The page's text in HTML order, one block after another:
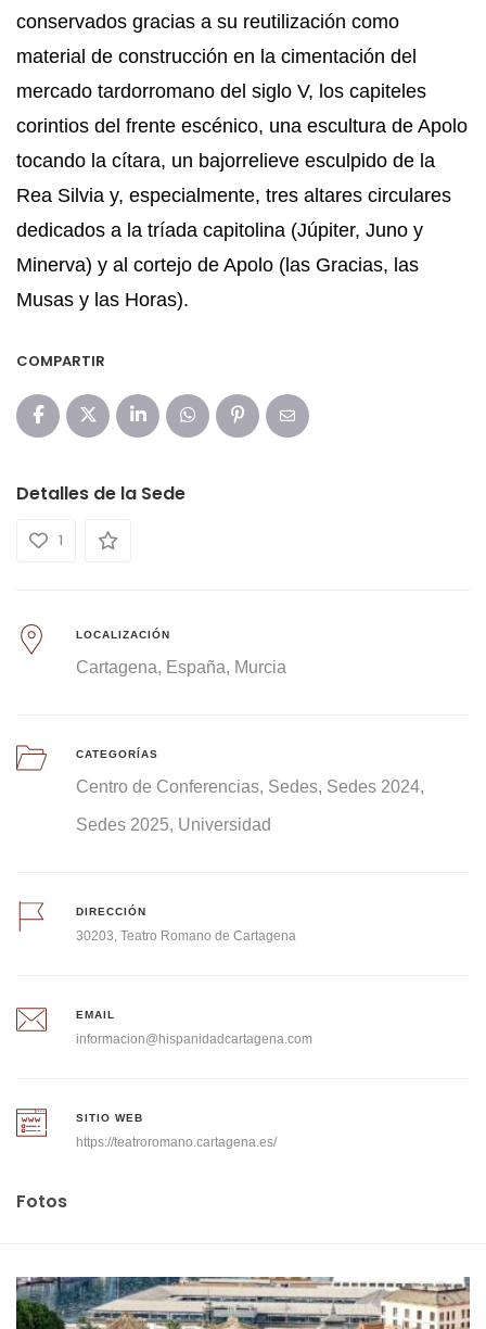
conservados gracias a su reutilización como
material de construcción en la cimentación del
mercado tardorromano del siglo V, los capiteles
corintios del frente escénico, una escultura de Apolo
tocando la cítara, un bajorrelieve esculpido de la
Rea Silvia y, especialmente, tres altares circulares
dedicados a la tríada capitolina (Júpiter, Juno y
Minerva) y al cortejo de Apolo (las Gracias, las
Musas y las Horas).
COMPARTIR
Detalles de la Sede
1
LOCALIZACIÓN
Cartagena España Murcia
CATEGORÍAS
Centro de Conferencias Sedes Sedes 2024
Sedes 2025 Universidad
DIRECCIÓN
30203, Teatro Romano de Cartagena
EMAIL
informacion@hispanidadcartagena.com
SITIO WEB
https://teatroromano.cartagena.es/
Fotos